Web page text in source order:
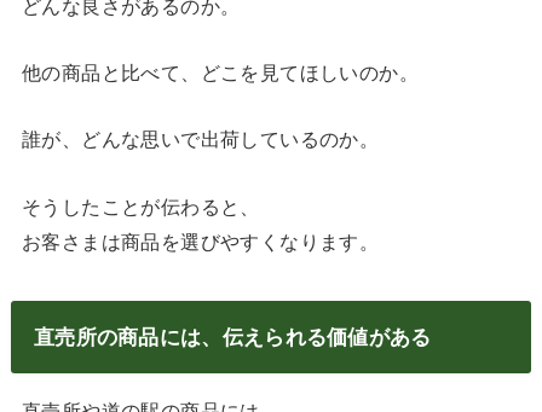
どんな良さがあるのか。
他の商品と比べて、どこを見てほしいのか。
誰が、どんな思いで出荷しているのか。
そうしたことが伝わると、
お客さまは商品を選びやすくなります。
直売所の商品には、伝えられる価値がある